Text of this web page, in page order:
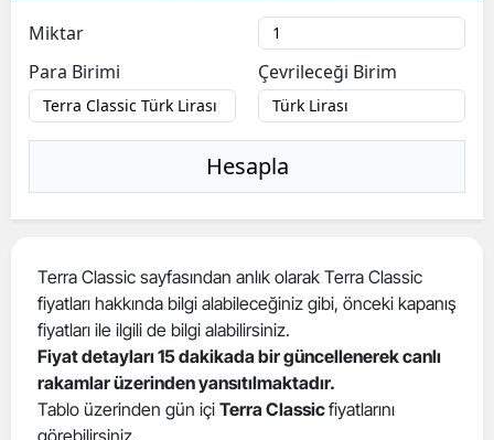
Miktar
Para Birimi
Çevrileceği Birim
Hesapla
Terra Classic sayfasından anlık olarak Terra Classic
fiyatları hakkında bilgi alabileceğiniz gibi, önceki kapanış
fiyatları ile ilgili de bilgi alabilirsiniz.
Fiyat detayları 15 dakikada bir güncellenerek canlı
rakamlar üzerinden yansıtılmaktadır.
Tablo üzerinden gün içi Terra Classicfiyatlarını
görebilirsiniz.